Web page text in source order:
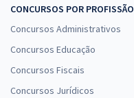
CONCURSOS POR PROFISSÃO
Concursos Administrativos
Concursos Educação
Concursos Fiscais
Concursos Jurídicos